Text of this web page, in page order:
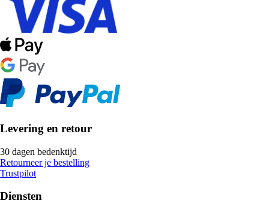
Levering en retour
30 dagen bedenktijd
Retourneer je bestelling
Trustpilot
Diensten